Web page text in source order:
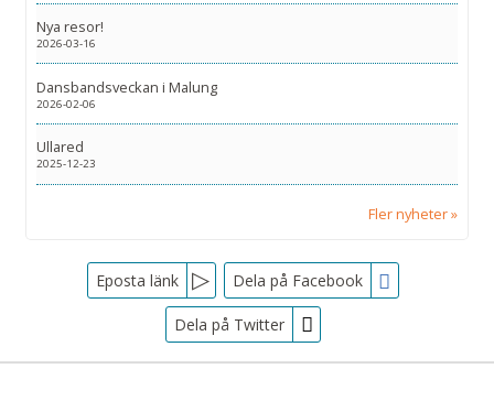
Nya resor!
2026-03-16
Dansbandsveckan i Malung
2026-02-06
Ullared
2025-12-23
Fler nyheter
FacebookEposta länk Dela på Facebook
Dela på Twitter